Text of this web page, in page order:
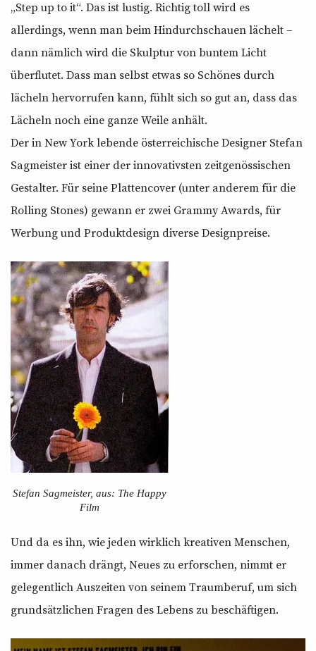
„Step up to it“. Das ist lustig. Richtig toll wird es
allerdings, wenn man beim Hindurchschauen lächelt –
dann nämlich wird die Skulptur von buntem Licht
überflutet. Dass man selbst etwas so Schönes durch
lächeln hervorrufen kann, fühlt sich so gut an, dass das
Lächeln noch eine ganze Weile anhält.
Der in New York lebende österreichische Designer Stefan
Sagmeister ist einer der innovativsten zeitgenössischen
Gestalter. Für seine Plattencover (unter anderem für die
Rolling Stones) gewann er zwei Grammy Awards, für
Werbung und Produktdesign diverse Designpreise.
Stefan Sagmeister, aus: The Happy
Film
Und da es ihn, wie jeden wirklich kreativen Menschen,
immer danach drängt, Neues zu erforschen, nimmt er
gelegentlich Auszeiten von seinem Traumberuf, um sich
grundsätzlichen Fragen des Lebens zu beschäftigen.